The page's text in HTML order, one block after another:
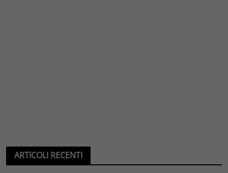
ARTICOLI RECENTI